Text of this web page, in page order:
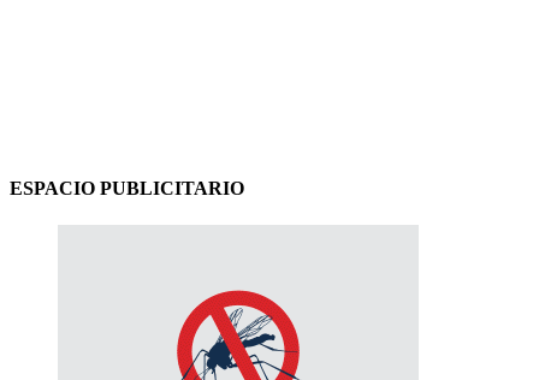
ESPACIO PUBLICITARIO